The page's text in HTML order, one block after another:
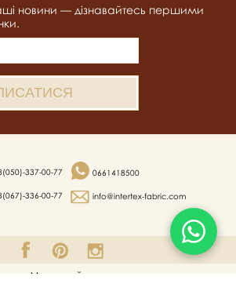
новини — дізнавайтесь першими
337-00-77
336-00-77
0661418500
info@intertex-fabric.com
Мапа сайту